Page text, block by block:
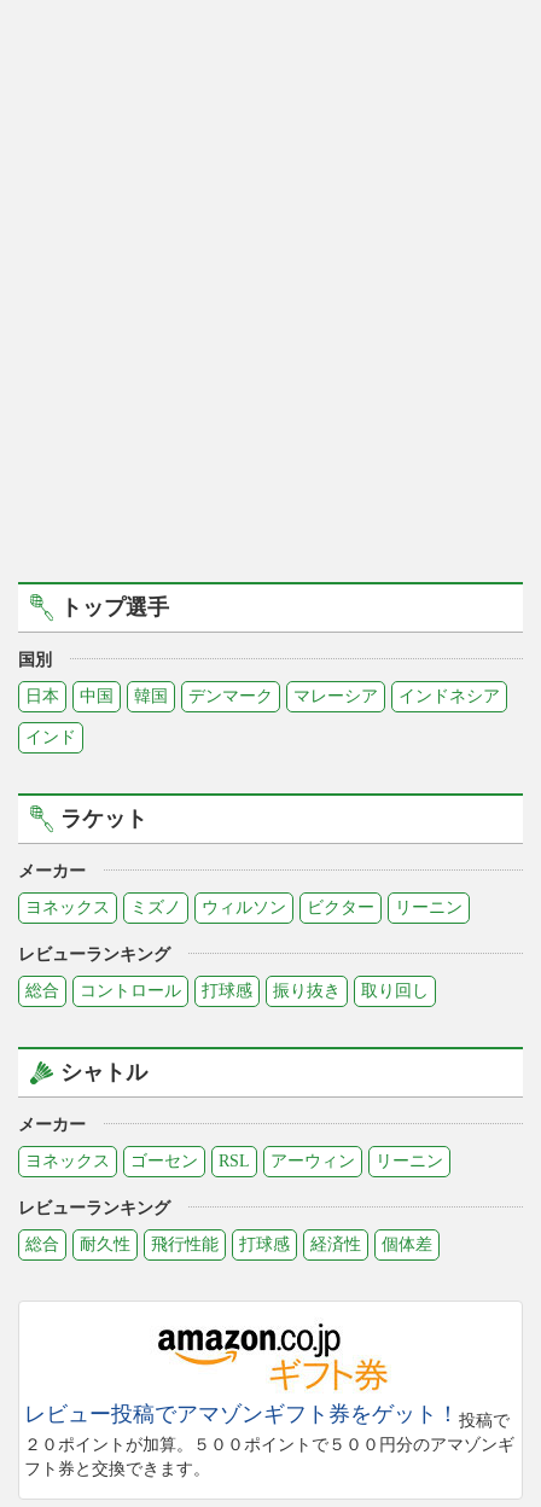
トップ選手
国別
日本
中国 韓国 デンマーク マレーシア インドネシア
インド
ラケット
メーカー
ヨネックス
ミズノ ウィルソン ビクター リーニン
レビューランキング
総合
コントロール 打球感 振り抜き 取り回し
シャトル
メーカー
ヨネックス
ゴーセン RSL アーウィン リーニン
レビューランキング
総合
耐久性 飛行性能 打球感 経済性 個体差
レビュー投稿でアマゾンギフト券をゲット！ 投稿で
２０ポイントが加算。５００ポイントで５００円分のアマゾンギ
フト券と交換できます。